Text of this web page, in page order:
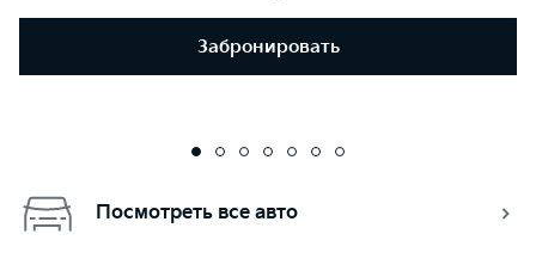
Забронировать
Посмотреть все авто